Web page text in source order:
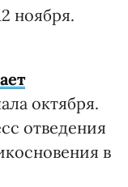
ноября.
октября.
отведения
в